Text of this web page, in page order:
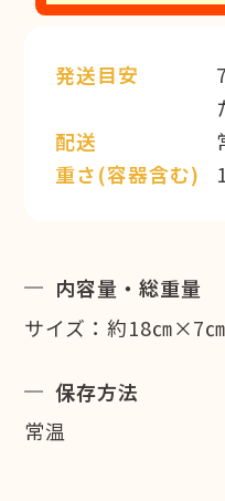
発送目安
配送
重さ(容器含む)
内容量・総重量
サイズ：約18㎝×7
保存方法
常温